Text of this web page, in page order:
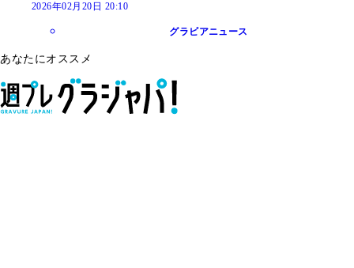
2026年02月20日 20:10
グラビアニュース
あなたにオススメ